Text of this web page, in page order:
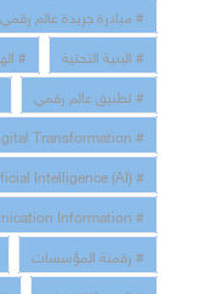
# مبادرة جريدة عالم
# البنية التحتية
#
# تطبيق عالم رقمي
# Digital Transformation
# Artificial Intelligence (AI)
# technology and communication Information
# رقمنة المؤسسات